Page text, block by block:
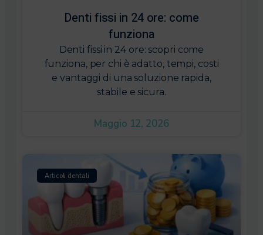
Denti fissi in 24 ore: come
funziona
Denti fissi in 24 ore: scopri come
funziona, per chi è adatto, tempi, costi
e vantaggi di una soluzione rapida,
stabile e sicura.
Maggio 12, 2026
Articoli dentali